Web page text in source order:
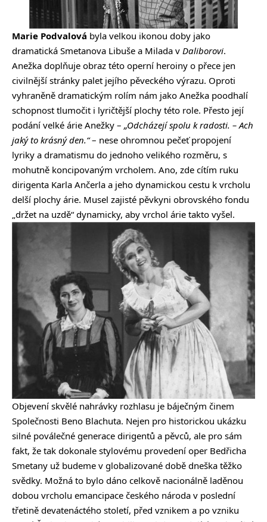
Marie Podvalová byla velkou ikonou doby jako
dramatická Smetanova Libuše a Milada v Daliborovi.
Anežka doplňuje obraz této operní heroiny o přece jen
civilnější stránky palet jejího pěveckého výrazu. Oproti
vyhraněně dramatickým rolím nám jako Anežka poodhalí
schopnost tlumočit i lyričtější plochy této role. Přesto její
podání velké árie Anežky – „Odcházejí spolu k radosti. – Ach
jaký to krásný den.“– nese ohromnou pečeť propojení
lyriky a dramatismu do jednoho velikého rozměru, s
mohutně koncipovaným vrcholem. Ano, zde cítím ruku
dirigenta Karla Ančerla a jeho dynamickou cestu k vrcholu
delší plochy árie. Musel zajisté pěvkyni obrovského fondu
„držet na uzdě“ dynamicky, aby vrchol árie takto vyšel.
Objevení skvělé nahrávky rozhlasu je báječným činem
Společnosti Beno Blachuta. Nejen pro historickou ukázku
silné poválečné generace dirigentů a pěvců, ale pro sám
fakt, že tak dokonale stylovému provedení oper Bedřicha
Smetany už budeme v globalizované době dneška těžko
svědky. Možná to bylo dáno celkově nacionálně laděnou
dobou vrcholu emancipace českého národa v poslední
třetině devatenáctého století, před vznikem a po vzniku